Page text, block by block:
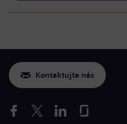
Kontaktujte nás